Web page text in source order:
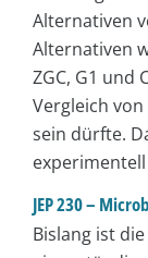
Alternativen
Alternativen
ZGC, G1 und
Vergleich
sein dürfte.
JEP 230 –
Bislang ist